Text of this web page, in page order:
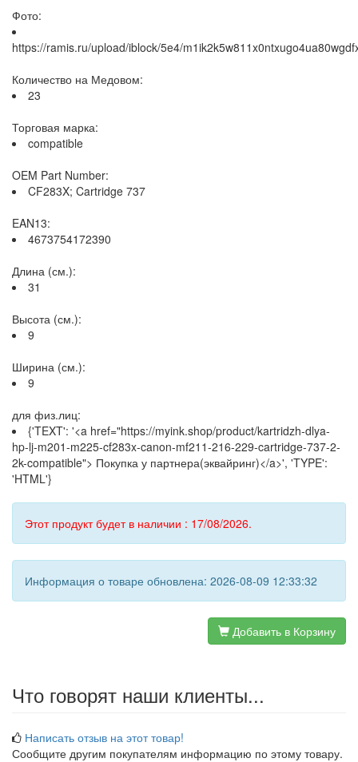
Фото:
https://ramis.ru/upload/iblock/5e4/
Количество на Медовом:
23
Торговая марка:
compatible
OEM Part Number:
CF283X; Cartridge 737
EAN13:
4673754172390
Длина (см.):
31
Высота (см.):
9
Ширина (см.):
9
для физ.лиц:
{'TEXT': '<a href="https://myink.shop/product/kartridzh-dlya-
hp-lj-m201-m225-cf283x-canon-mf211-216-229-cartridge-737-2-
2k-compatible"> Покупка у партнера(эквайринг)</a>', 'TYPE':
'HTML'}
Этот продукт будет в наличии : 17/08/2026.
Информация о товаре обновлена: 2026-08-09 12:33:32
Добавить в Корзину
Что говорят наши клиенты...
Написать отзыв на этот товар!
Сообщите другим покупателям информацию по этому товару.